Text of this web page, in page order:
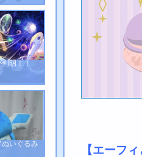
明！！
いぐるみ
【エーフ